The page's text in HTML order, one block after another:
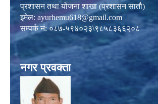
प्रशासन तथा योजना शाखा (प्रशासन सातौ)
इमेल: ayurhemu618@gmail.com
सम्पर्क नं: ०८७-५९४०२३\९८५८३६६२०८
नगर प्रवक्ता